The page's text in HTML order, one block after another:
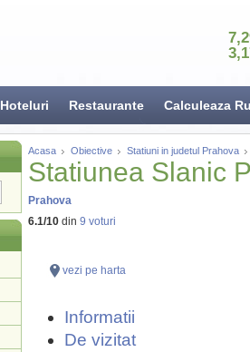
Hoteluri Restaurante Calculeaza
Acasa Obiective Statiuni in judetul Prahova
Statiunea Slanic
Prahova
6.1/10 din 9 voturi
vezi pe harta
Informatii
De vizitat